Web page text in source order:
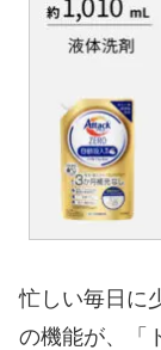
忙しい毎日に
の機能が、「